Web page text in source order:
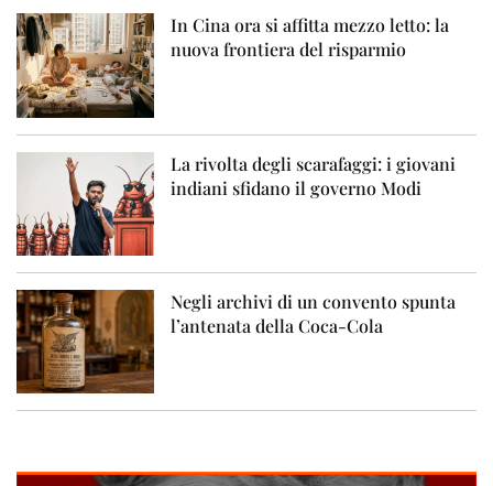
In Cina ora si affitta mezzo letto: la
nuova frontiera del risparmio
La rivolta degli scarafaggi: i giovani
indiani sfidano il governo Modi
Negli archivi di un convento spunta
l’antenata della Coca-Cola